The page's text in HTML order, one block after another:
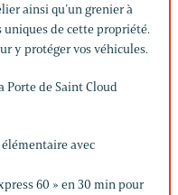
ainsi qu’un grenier à
de cette propriété.
y protéger vos véhicules.
Porte de Saint Cloud
avec
60 » en 30 min pour